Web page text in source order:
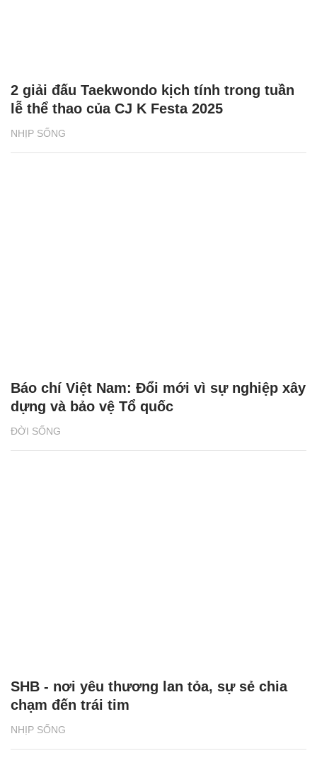
NHỊP SỐNG
2 giải đấu Taekwondo kịch tính trong tuần
lễ thể thao của CJ K Festa 2025
ĐỜI SỐNG
Báo chí Việt Nam: Đổi mới vì sự nghiệp xây
dựng và bảo vệ Tổ quốc
NHỊP SỐNG
SHB - nơi yêu thương lan tỏa, sự sẻ chia
chạm đến trái tim